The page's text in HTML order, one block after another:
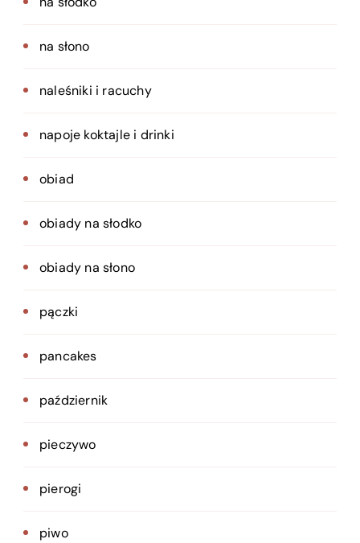
na słono
naleśniki i racuchy
napoje koktajle i drinki
obiad
obiady na słodko
obiady na słono
pączki
pancakes
październik
pieczywo
pierogi
piwo